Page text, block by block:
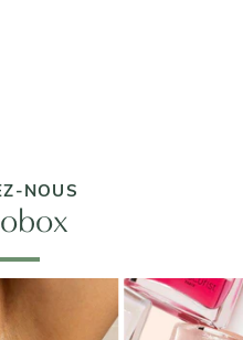
NOUS